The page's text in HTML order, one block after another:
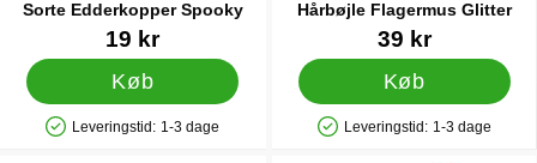
Sorte Edderkopper Spooky
Varenr 1899119 kr
Køb
Produkttilgængelighed: På lager
Leveringstid: 1-3 dage
Hårbøjle Flagermus Glitter
Varenr 4377339 kr
Køb
Produkttilgængelighed: På lager
Leveringstid: 1-3 dage